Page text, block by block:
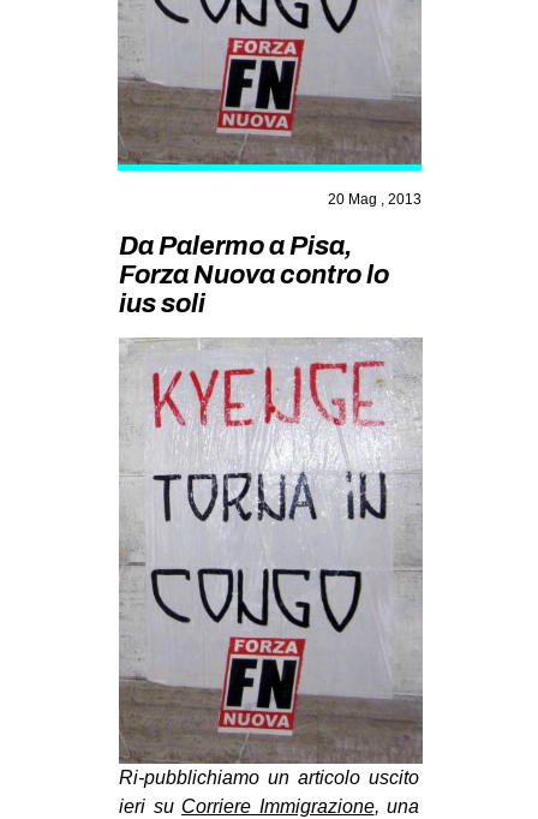
STUDENTI TSUNAMI
ZAM
MILANO
MOBILITAZIONI
SPORT POPOLARE
AMBIENTE
ANTIFASCISMO
DIRITTO ALL’ABITARE
GENERI
MIGRAZIONI
PRECARIATO
REPRESSIONE
STUDENTI
CULTURE
ARTE
CINEMA
MANIFESTI
20 Mag , 2013
Da Palermo a Pisa,
Forza Nuova contro lo
ius soli
Ri-pubblichiamo un articolo uscito
ieri su Corriere Immigrazione, una